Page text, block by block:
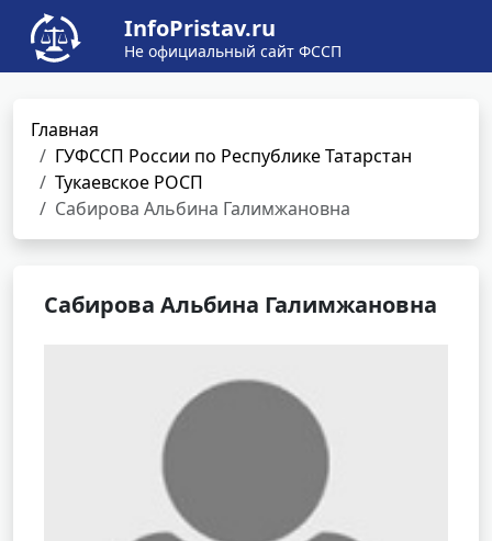
InfoPristav.ru
Не официальный сайт ФССП
Главная
ГУФССП России по Республике Татарстан
Тукаевское РОСП
Сабирова Альбина Галимжановна
Сабирова Альбина Галимжановна